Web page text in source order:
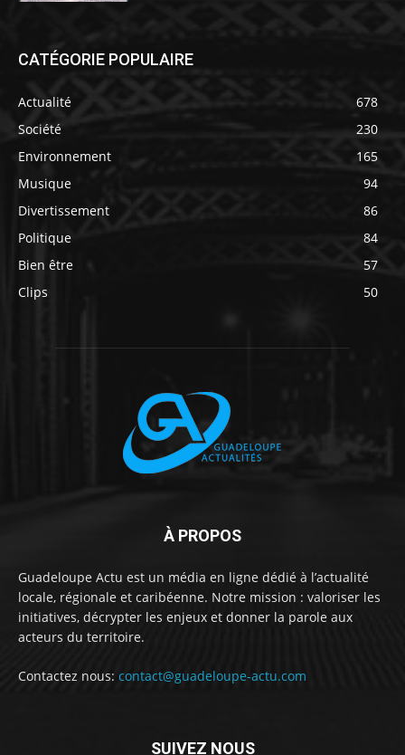
CATÉGORIE POPULAIRE
Actualité
678
Société
230
Environnement
165
Musique
94
Divertissement
86
Politique
84
Bien être
57
Clips
50
À PROPOS
Guadeloupe Actu est un média en ligne dédié à l’actualité
locale, régionale et caribéenne. Notre mission : valoriser les
initiatives, décrypter les enjeux et donner la parole aux
acteurs du territoire.
Contactez nous: contact@guadeloupe-actu.com
SUIVEZ NOUS